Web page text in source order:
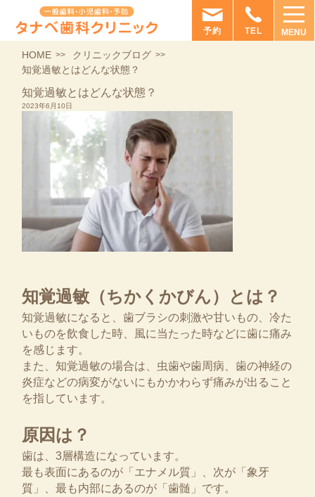
MENU
TEL
予約
HOME
クリニックブログ
知覚過敏とはどんな状態？
知覚過敏とはどんな状態？
2023年6月10日
知覚過敏（ちかくかびん）とは？
知覚過敏になると、歯ブラシの刺激や甘いもの、冷た
いものを飲食した時、風に当たった時などに歯に痛み
を感じます。
また、知覚過敏の場合は、虫歯や歯周病、歯の神経の
炎症などの病変がないにもかかわらず痛みが出ること
を指しています。
原因は？
歯は、3層構造になっています。
最も表面にあるのが「エナメル質」、次が「象牙
質」、最も内部にあるのが「歯髄」です。